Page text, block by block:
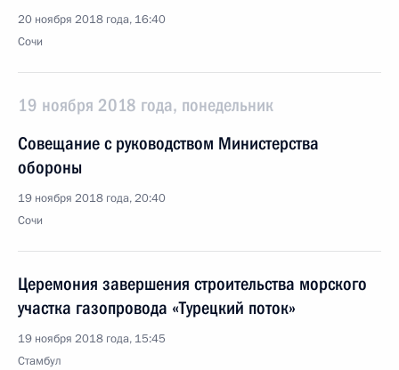
20 ноября 2018 года, 16:40
Сочи
19 ноября 2018 года, понедельник
Совещание с руководством Министерства
обороны
19 ноября 2018 года, 20:40
Сочи
Церемония завершения строительства морского
участка газопровода «Турецкий поток»
19 ноября 2018 года, 15:45
Стамбул